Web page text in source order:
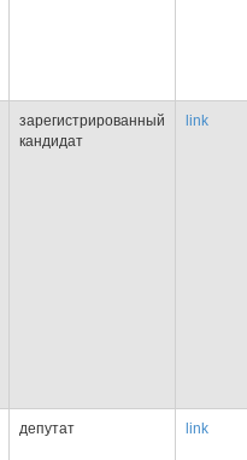
зарегистрированный
кандидат
link
депутат link